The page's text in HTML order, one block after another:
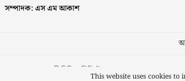
সম্পাদক: এস এম আকাশ
স্বত্ব © ২০২৩ কাজী মিডিয়া লিমিটেডThis website uses cookies